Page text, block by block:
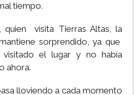
tiempo.
quien visita Tierras Altas, la
sorprendido, ya que
visitado el lugar y no había
ahora.
lloviendo a cada momento